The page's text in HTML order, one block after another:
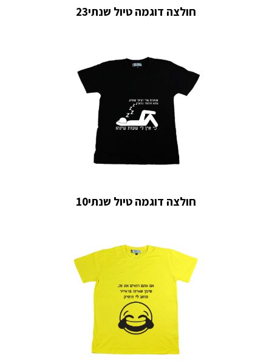
חולצה דוגמה טיול שנתי23
חולצה דוגמה טיול שנתי10